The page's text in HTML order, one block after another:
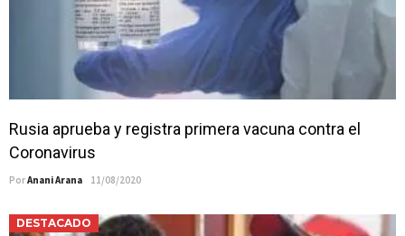
Rusia aprueba y registra primera vacuna contra el
Coronavirus
PorAnani Arana 11/08/2020
DESTACADO